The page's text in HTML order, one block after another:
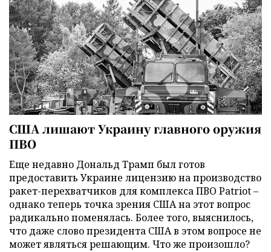
США лишают Украину главного оружия
ПВО
Еще недавно Дональд Трамп был готов
предоставить Украине лицензию на производство
ракет-перехватчиков для комплекса ПВО Patriot –
однако теперь точка зрения США на этот вопрос
радикально поменялась. Более того, выяснилось,
что даже слово президента США в этом вопросе не
может являться решающим. Что же произошло?